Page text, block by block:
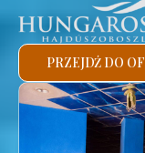
PRZEJDŹ DO